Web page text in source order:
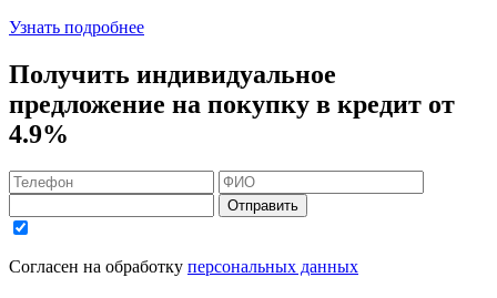
Узнать подробнее
Получить индивидуальное
предложение на покупку в кредит от
4.9%
Отправить
Согласен на обработку персональных данных